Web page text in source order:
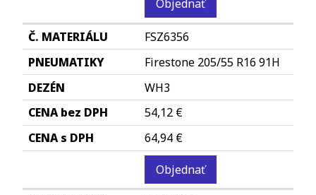
Objednať
FSZ6356
Firestone 205/55 R16 91H
WH3
54,12 €
64,94 €
Objednať